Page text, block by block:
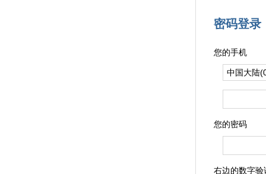
密码登录
您的手机
您的密码
右边的数字验